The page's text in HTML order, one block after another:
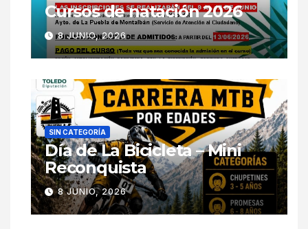
Cursos de natación 2026
8 JUNIO, 2026
SIN CATEGORÍA
Día de La Bicicleta – Mini
Reconquista
8 JUNIO, 2026